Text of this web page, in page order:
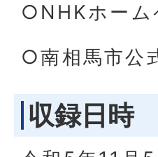
○NHKホーム
○南相馬市公
収録日時